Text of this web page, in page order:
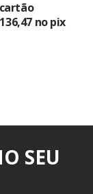
cartão
no pix
SEU